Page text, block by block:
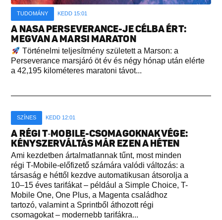
TUDOMÁNY KEDD 15:01
A NASA PERSEVERANCE-JE CÉLBA ÉRT:
MEGVAN A MARSI MARATON
Történelmi teljesítmény született a Marson: a
Perseverance marsjáró öt év és négy hónap után elérte
a 42,195 kilométeres maratoni távot...
SZÍNES KEDD 12:01
A RÉGI T‑MOBILE-CSOMAGOKNAK VÉGE:
KÉNYSZERVÁLTÁS MÁR EZEN A HÉTEN
Ami kezdetben ártalmatlannak tűnt, most minden
régi T-Mobile-előfizető számára valódi változás: a
társaság e héttől kezdve automatikusan átsorolja a
10–15 éves tarifákat – például a Simple Choice, T-
Mobile One, One Plus, a Magenta családhoz
tartozó, valamint a Sprintből áthozott régi
csomagokat – modernebb tarifákra...